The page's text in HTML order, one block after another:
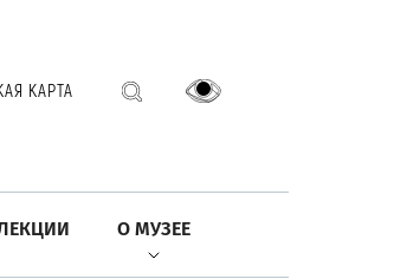
КАРТА
О МУЗЕЕ